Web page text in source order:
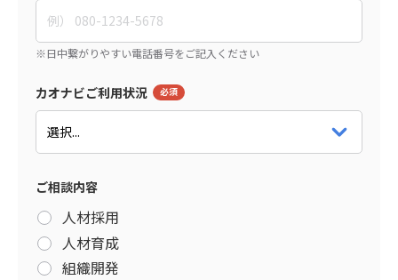
カオナビご利用状況
ご相談内容
人材採用
人材育成
組織開発